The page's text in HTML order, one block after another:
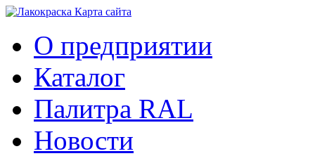
Карта сайтa
О предприятии
Каталог
Палитра RAL
Новости